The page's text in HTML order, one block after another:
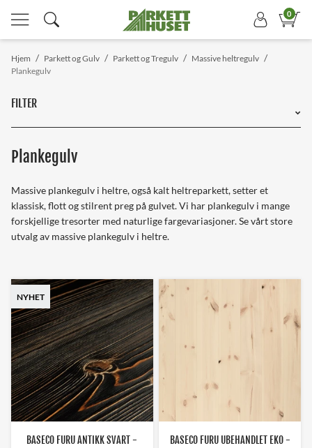
0
/
Hjem /
Parkett og Gulv /
Parkett og Tregulv /
Massive heltregulv
Plankegulv
FILTER
Plankegulv
Massive plankegulv i heltre, også kalt heltreparkett, setter et
klassisk, flott og stilrent preg på gulvet. Vi har plankegulv i mange
forskjellige tresorter med naturlige fargevariasjoner. Se vårt store
utvalg av massive plankegulv i heltre.
NYHET
BASECO FURU ANTIKK SVART -
BASECO FURU UBEHANDLET EKO -